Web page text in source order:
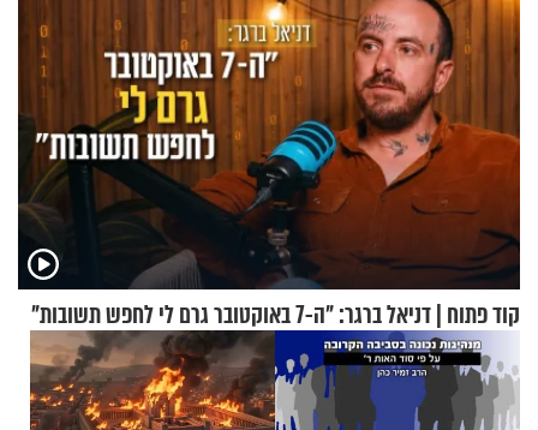
קוד פתוח | דניאל ברגר: "ה-7 באוקטובר גרם לי לחפש תשובות"